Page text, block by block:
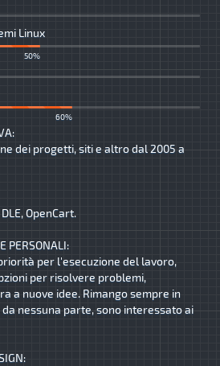
Linux
50%
60%
dei progetti, siti e altro dal 2005 a
OpenCart.
PERSONALI:
per l'esecuzione del lavoro,
per risolvere problemi,
a nuove idee. Rimango sempre in
nessuna parte, sono interessato ai